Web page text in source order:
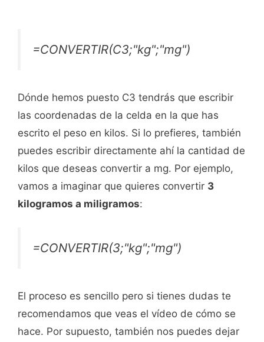
=CONVERTIR(C3;"kg";"mg")
Dónde hemos puesto C3 tendrás que escribir
las coordenadas de la celda en la que has
escrito el peso en kilos. Si lo prefieres, también
puedes escribir directamente ahí la cantidad de
kilos que deseas convertir a mg. Por ejemplo,
vamos a imaginar que quieres convertir 3
kilogramos a miligramos:
=CONVERTIR(3;"kg";"mg")
El proceso es sencillo pero si tienes dudas te
recomendamos que veas el vídeo de cómo se
hace. Por supuesto, también nos puedes dejar